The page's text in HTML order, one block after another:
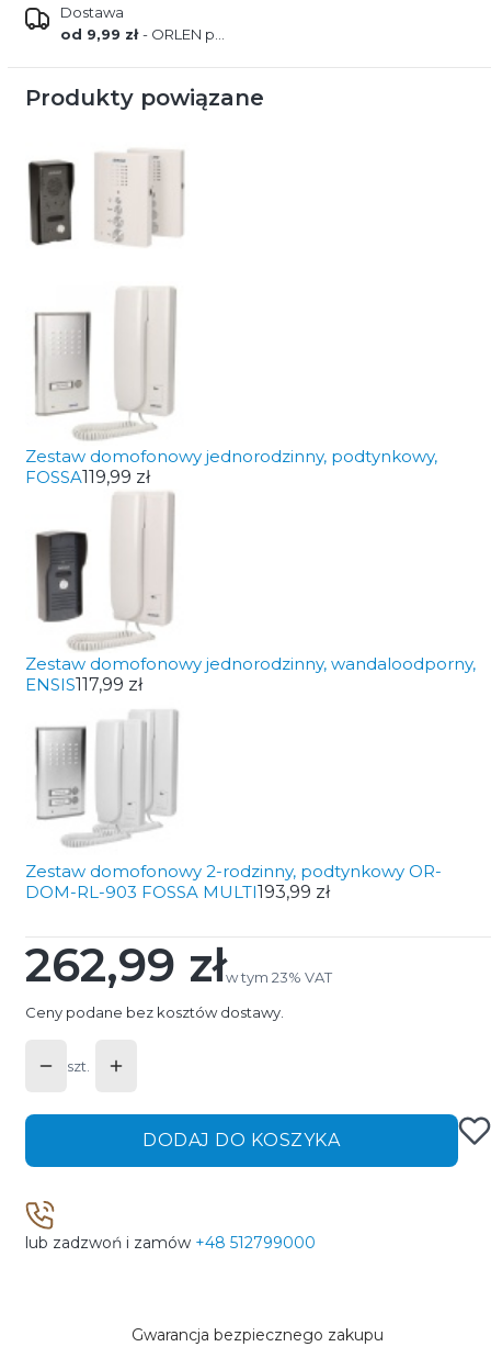
Dostawa
od 9,99 zł- ORLEN paczka
Produkty powiązane
Zestaw domofonowy jednorodzinny, podtynkowy,
FOSSA119,99 zł
Zestaw domofonowy jednorodzinny, wandaloodporny,
ENSIS117,99 zł
Zestaw domofonowy 2-rodzinny, podtynkowy OR-
DOM-RL-903 FOSSA MULTI193,99 zł
Cena
262,99 złw tym 23% VAT
w tym 23% VAT
Ceny podane bez kosztów dostawy.
szt.
DODAJ DO KOSZYKA
lub zadzwoń i zamów +48 512799000
Gwarancja bezpiecznego zakupu